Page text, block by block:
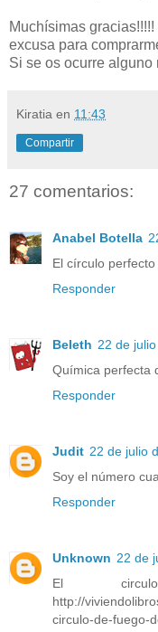
Muchísimas
excusa para
Si se os ocurre alguno
Kiratia en 11:43
Compartir
27 comentarios:
Anabel Botella
El círculo
Responder
Beleth 22 de
Química perfecta
Responder
Judit 22 de julio
Soy el número
Responder
Unknown 22 de
El
http://
circulo-de-fuego-